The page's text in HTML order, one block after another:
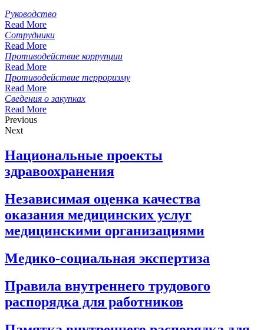
Руководство
Read More
Сотрудники
Read More
Противодействие коррупции
Read More
Противодействие терроризму
Read More
Сведения о закупках
Read More
Previous
Next
Национальные проекты
здравоохранения
Независимая оценка качества
оказания медицинских услуг
медицинскими организациями
Медико-социальная экспертиза
Правила внутреннего трудового
распорядка для работников